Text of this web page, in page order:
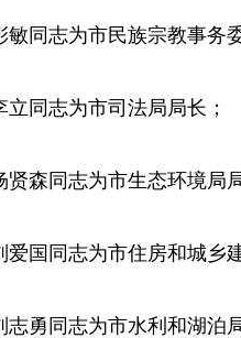
敏同志为市民族宗教事务
立同志为市司法局局长；
贤森同志为市生态环境局
爱国同志为市住房和城乡
志勇同志为市水利和湖泊